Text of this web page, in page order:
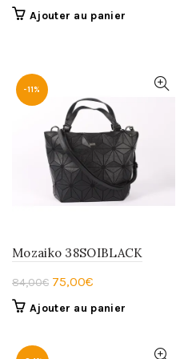
prix
prix
Ajouter au panier
-11%
Mozaiko 38SOIBLACK
84,00€ Le
prix
75,00€
prix
Ajouter au panier